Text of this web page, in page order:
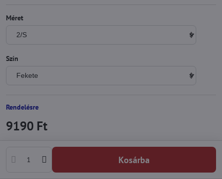
Méret
Szín
Rendelésre
9190 Ft
Kosárba